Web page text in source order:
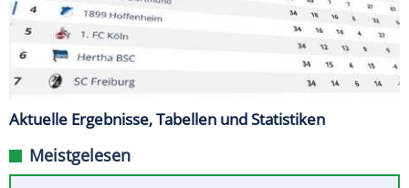
Aktuelle Ergebnisse, Tabellen und Statistiken
Meistgelesen